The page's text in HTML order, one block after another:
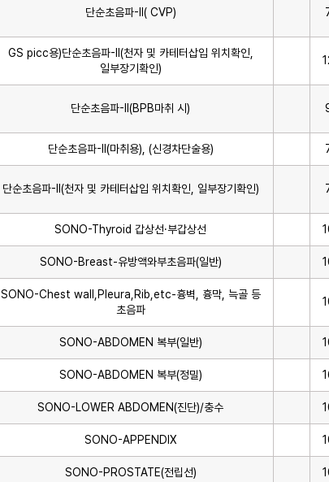
단순초음파-Ⅱ( CVP)
GS picc용)단순초음파-Ⅱ(천자 및 카테터삽입 위치확인,
일부장기확인)
단순초음파-Ⅱ(BPB마취 시)
단순초음파-Ⅱ(마취용), (신경차단술용)
단순초음파-Ⅱ(천자 및 카테터삽입 위치확인, 일부장기확인)
SONO-Thyroid 갑상선·부갑상선
SONO-Breast-유방액와부초음파(일반)
SONO-Chest wall,Pleura,Rib,etc-흉벽, 흉막, 늑골 등
초음파
SONO-ABDOMEN 복부(일반)
SONO-ABDOMEN 복부(정밀)
SONO-LOWER ABDOMEN(진단)/충수
SONO-APPENDIX
SONO-PROSTATE(전립선)